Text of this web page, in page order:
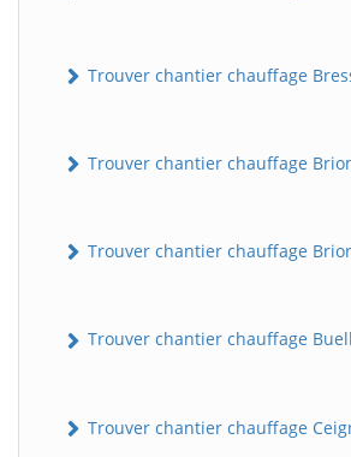
Trouver chantier chauffage
Trouver chantier chauffage
Trouver chantier chauffage
Trouver chantier chauffage
Trouver chantier chauffage